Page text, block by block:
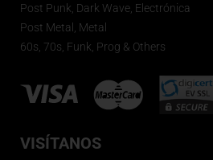
Post Punk, Dark Wave, Electrónica
Post Metal, Metal
60s, 70s, Funk, Prog & Others
VISÍTANOS